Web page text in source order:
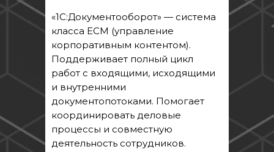
«1С:Документооборот» — система
класса ECM (управление
корпоративным контентом).
Поддерживает полный цикл
работ с входящими, исходящими
и внутренними
документопотоками. Помогает
координировать деловые
процессы и совместную
деятельность сотрудников.